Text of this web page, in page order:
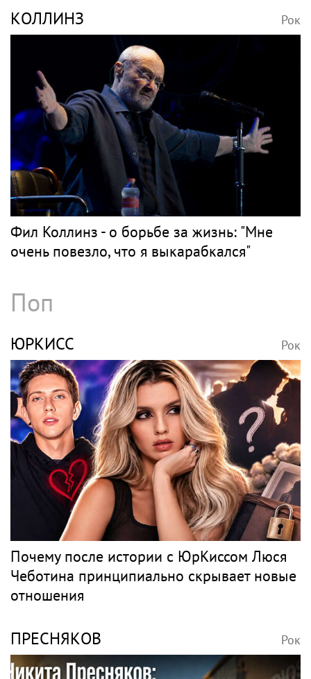
КОЛЛИНЗ Рок
Фил Коллинз - о борьбе за жизнь: "Мне
очень повезло, что я выкарабкался"
Поп
ЮРКИСС Рок
Почему после истории с ЮрКиссом Люся
Чеботина принципиально скрывает новые
отношения
ПРЕСНЯКОВ Рок